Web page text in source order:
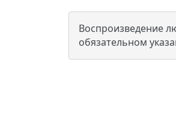
Воспроизведение
обязательном